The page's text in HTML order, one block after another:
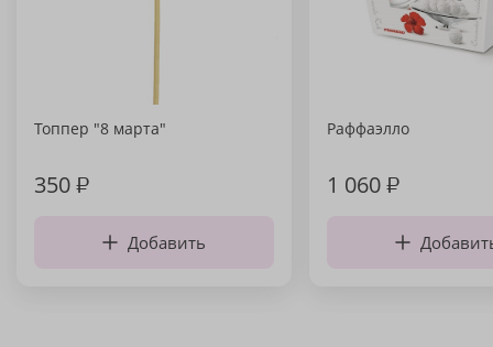
Топпер "8 марта"
350₽
Добавить
Раффаэлло
1 060₽